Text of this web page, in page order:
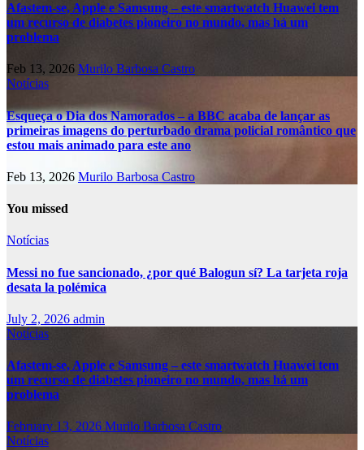
Afastem-se, Apple e Samsung – este smartwatch Huawei tem
um recurso de diabetes pioneiro no mundo, mas há um
problema
Feb 13, 2026 Murilo Barbosa Castro
Notícias
Esqueça o Dia dos Namorados – a BBC acaba de lançar as
primeiras imagens do perturbado drama policial romântico que
estou mais animado para este ano
Feb 13, 2026 Murilo Barbosa Castro
You missed
Notícias
Messi no fue sancionado, ¿por qué Balogun sí? La tarjeta roja
desata la polémica
July 2, 2026 admin
Notícias
Afastem-se, Apple e Samsung – este smartwatch Huawei tem
um recurso de diabetes pioneiro no mundo, mas há um
problema
February 13, 2026 Murilo Barbosa Castro
Notícias